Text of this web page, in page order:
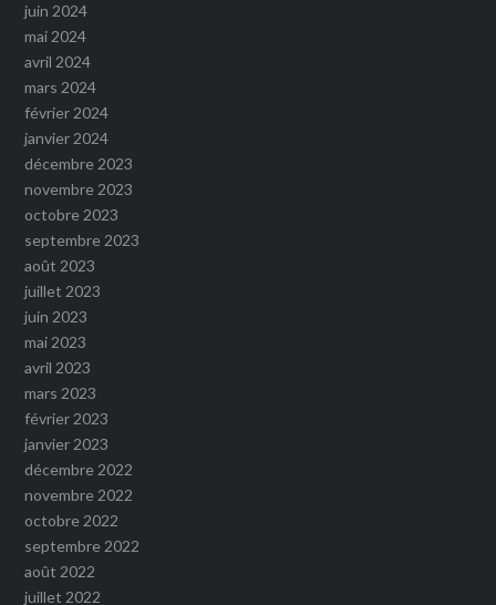
juin 2024
mai 2024
avril 2024
mars 2024
février 2024
janvier 2024
décembre 2023
novembre 2023
octobre 2023
septembre 2023
août 2023
juillet 2023
juin 2023
mai 2023
avril 2023
mars 2023
février 2023
janvier 2023
décembre 2022
novembre 2022
octobre 2022
septembre 2022
août 2022
juillet 2022